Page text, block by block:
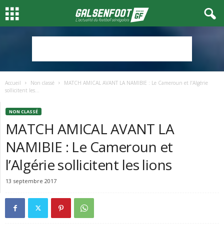
Accueil Non classé
MATCH AMICAL AVANT LA NAMIBIE : Le Cameroun et l’Algérie
sollicitent les...
NON CLASSÉ
MATCH AMICAL AVANT LA
NAMIBIE : Le Cameroun et
l’Algérie sollicitent les lions
13 septembre 2017